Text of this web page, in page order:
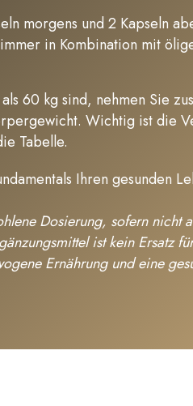
morgens und 2 Kapseln
in Kombination mit
60 kg sind, nehmen Sie
Wichtig ist die
Tabelle.
Ihren gesunden
Dosierung, sofern nicht
ist kein Ersatz
Ernährung und eine